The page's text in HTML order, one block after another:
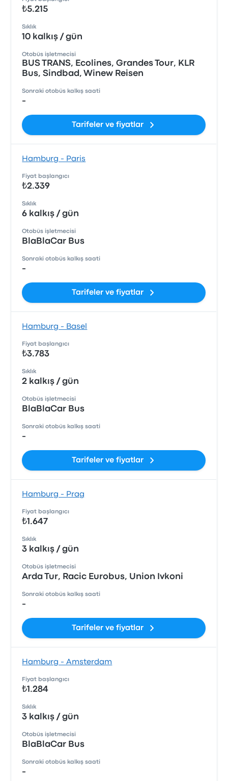
₺5.215
Sıklık
10 kalkış / gün
Otobüs işletmecisi
BUS TRANS, Ecolines, Grandes Tour, KLR
Bus, Sindbad, Winew Reisen
Sonraki otobüs kalkış saati
-
Tarifeler ve fiyatlar
Hamburg - Paris
Fiyat başlangıcı
₺2.339
Sıklık
6 kalkış / gün
Otobüs işletmecisi
BlaBlaCar Bus
Sonraki otobüs kalkış saati
-
Tarifeler ve fiyatlar
Hamburg - Basel
Fiyat başlangıcı
₺3.783
Sıklık
2 kalkış / gün
Otobüs işletmecisi
BlaBlaCar Bus
Sonraki otobüs kalkış saati
-
Tarifeler ve fiyatlar
Hamburg - Prag
Fiyat başlangıcı
₺1.647
Sıklık
3 kalkış / gün
Otobüs işletmecisi
Arda Tur, Racic Eurobus, Union Ivkoni
Sonraki otobüs kalkış saati
-
Tarifeler ve fiyatlar
Hamburg - Amsterdam
Fiyat başlangıcı
₺1.284
Sıklık
3 kalkış / gün
Otobüs işletmecisi
BlaBlaCar Bus
Sonraki otobüs kalkış saati
-